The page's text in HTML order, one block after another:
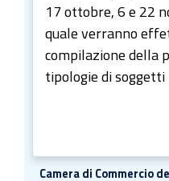
17 ottobre, 6 e 22
quale verranno
compilazione della
tipologie di soggetti
Camera di Commercio